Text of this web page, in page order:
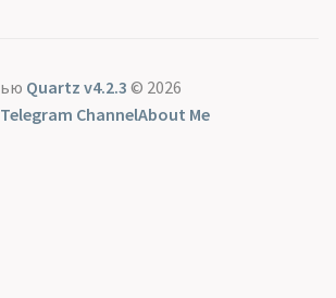
Quartz v4.2.3 © 2026
Telegram ChannelAbout Me